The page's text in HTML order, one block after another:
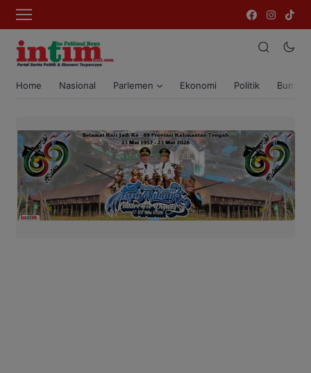
Home Nasional Parlemen Ekonomi Politik Bumi